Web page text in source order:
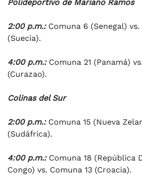
Polideportivo de Mariano Ramos
2:00 p.m.:Comuna 6 (Senegal) vs.
(Suecia).
4:00 p.m.: Comuna 21 (Panamá)
(Curazao).
Colinas del Sur
2:00 p.m.: Comuna 15 (Nueva
(Sudáfrica).
4:00 p.m.: Comuna 18 (República
Congo) vs. Comuna 13 (Croacia).